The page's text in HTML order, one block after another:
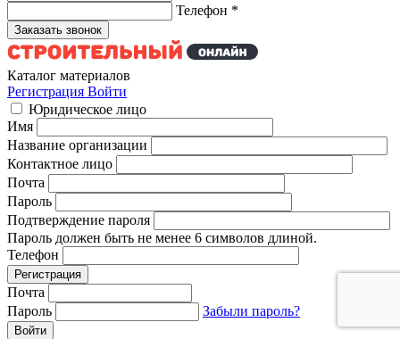
Телефон *
Каталог материалов
Регистрация Войти
Юридическое лицо
Имя
Название организации
Контактное лицо
Почта
Пароль
Подтверждение пароля
Пароль должен быть не менее 6 символов длиной.
Телефон
Почта
Пароль
Забыли пароль?